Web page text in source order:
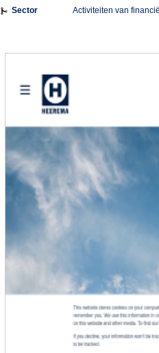
Sector
Activiteiten van